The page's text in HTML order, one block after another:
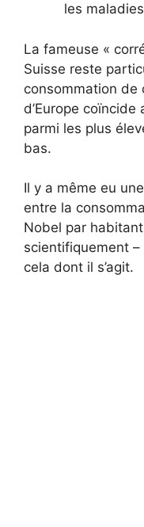
les
La fameuse «
Suisse reste
consommation de
d’Europe
parmi les plus
bas.
Il y a même eu
entre la
Nobel par
scientifiquement –
cela dont il s’agit.